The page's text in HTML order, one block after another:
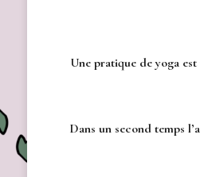
Une pratique de yoga
Dans un second temps